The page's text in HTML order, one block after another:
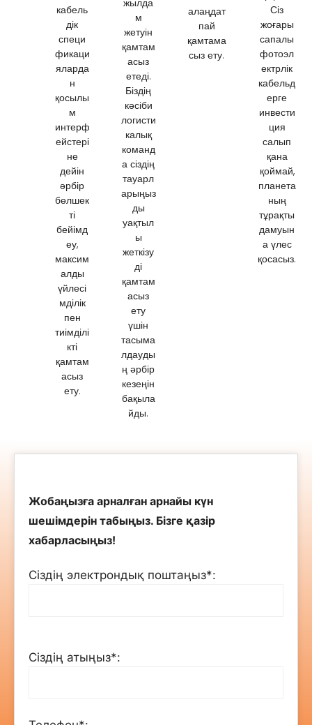
кабель
дік
специ
фикаци
яларда
н
қосылы
м
интерф
ейстері
не
дейін
әрбір
бөлшек
ті
бейімд
еу,
максим
алды
үйлесі
мділік
пен
тиімділі
кті
қамтам
асыз
ету.
жылда
м
жетуін
қамтам
асыз
етеді.
Біздің
кәсіби
логисти
калық
команд
а сіздің
тауарл
арыңыз
ды
уақтыл
ы
жеткізу
ді
қамтам
асыз
ету
үшін
тасыма
лдауды
ң әрбір
кезеңін
бақыла
йды.
алаңдат
пай
қамтама
сыз ету.
Сіз
жоғары
сапалы
фотоэл
ектрлік
кабельд
ерге
инвести
ция
салып
қана
қоймай,
планета
ның
тұрақты
дамуын
а үлес
қосасыз.
Жобаңызға арналған арнайы күн
шешімдерін табыңыз. Бізге қазір
хабарласыңыз!
Сіздің электрондық поштаңыз*:
Сіздің атыңыз*: